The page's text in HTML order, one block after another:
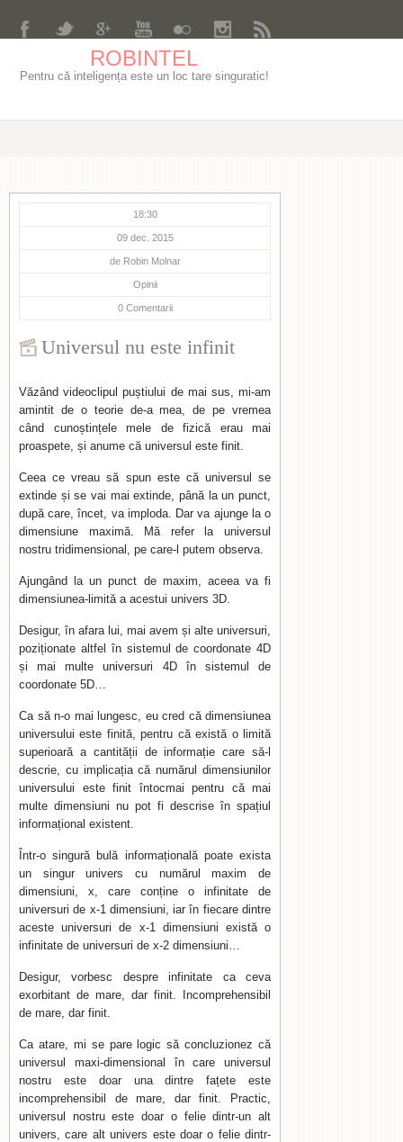
ROBINTEL
Pentru că inteligența este un loc tare singuratic!
18:30
09 dec. 2015
de Robin Molnar
Opinii
0 Comentarii
Universul nu este infinit
Văzând videoclipul puștiului de mai sus, mi-am
amintit de o teorie de-a mea, de pe vremea
când cunoștințele mele de fizică erau mai
proaspete, și anume că universul este finit.
Ceea ce vreau să spun este că universul se
extinde și se vai mai extinde, până la un punct,
după care, încet, va imploda. Dar va ajunge la o
dimensiune maximă. Mă refer la universul
nostru tridimensional, pe care-l putem observa.
Ajungând la un punct de maxim, aceea va fi
dimensiunea-limită a acestui univers 3D.
Desigur, în afara lui, mai avem și alte universuri,
poziționate altfel în sistemul de coordonate 4D
și mai multe universuri 4D în sistemul de
coordonate 5D…
Ca să n-o mai lungesc, eu cred că dimensiunea
universului este finită, pentru că există o limită
superioară a cantității de informație care să-l
descrie, cu implicația că numărul dimensiunilor
universului este finit întocmai pentru că mai
multe dimensiuni nu pot fi descrise în spațiul
informațional existent.
Într-o singură bulă informațională poate exista
un singur univers cu numărul maxim de
dimensiuni, x, care conține o infinitate de
universuri de x-1 dimensiuni, iar în fiecare dintre
aceste universuri de x-1 dimensiuni există o
infinitate de universuri de x-2 dimensiuni…
Desigur, vorbesc despre infinitate ca ceva
exorbitant de mare, dar finit. Incomprehensibil
de mare, dar finit.
Ca atare, mi se pare logic să concluzionez că
universul maxi-dimensional în care universul
nostru este doar una dintre fațete este
incomprehensibil de mare, dar finit. Practic,
universul nostru este doar o felie dintr-un alt
univers, care alt univers este doar o felie dintr-